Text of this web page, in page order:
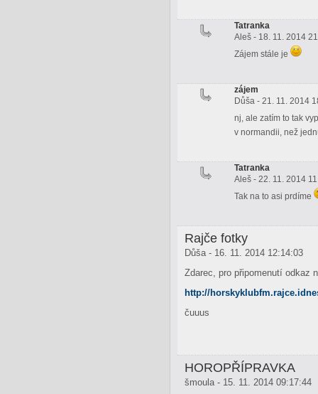
Tatranka
Aleš - 18. 11. 2014
Zájem stále je
zájem
Důša - 21. 11. 2014
nj, ale zatím to tak
v normandii, než
Tatranka
Aleš - 22. 11. 2014
Tak na to asi prdíme
Rajče fotky
Důša - 16. 11. 2014 12:14:03
Zdarec, pro připomenutí odkaz
http://
čuuus
HOROPŘÍPRAVKA
šmoula - 15. 11. 2014 09:17:44